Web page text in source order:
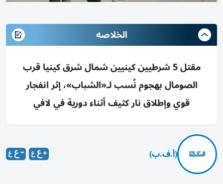
الخلاصه
مقتل 5 شرطيين كينيين شمال شرق كينيا قرب
الصومال بهجوم نُسب لـ«الشباب»، إثر انفجار
قوي وإطلاق نار كثيف أثناء دورية في لافي
(أ.ف.ب)